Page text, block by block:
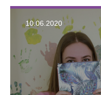
10.06.2020